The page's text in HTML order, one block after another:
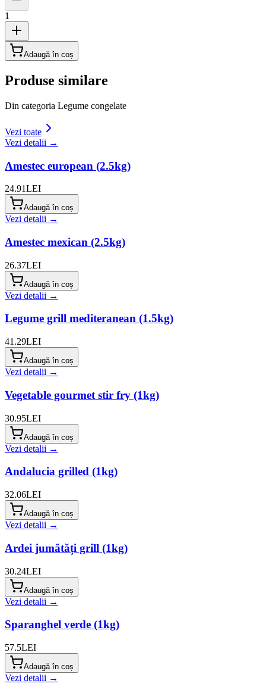
1
Adaugă în coș
Produse similare
Din categoria Legume congelate
Vezi toate
Vezi detalii →
Amestec european (2.5kg)
24.91LEI
Adaugă în coș
Vezi detalii →
Amestec mexican (2.5kg)
26.37LEI
Adaugă în coș
Vezi detalii →
Legume grill mediteranean (1.5kg)
41.29LEI
Adaugă în coș
Vezi detalii →
Vegetable gourmet stir fry (1kg)
30.95LEI
Adaugă în coș
Vezi detalii →
Andalucia grilled (1kg)
32.06LEI
Adaugă în coș
Vezi detalii →
Ardei jumătăți grill (1kg)
30.24LEI
Adaugă în coș
Vezi detalii →
Sparanghel verde (1kg)
57.5LEI
Adaugă în coș
Vezi detalii →